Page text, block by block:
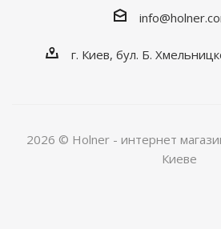
г. Киев, бул. Б.
2026 © Holner - интернет
Киеве